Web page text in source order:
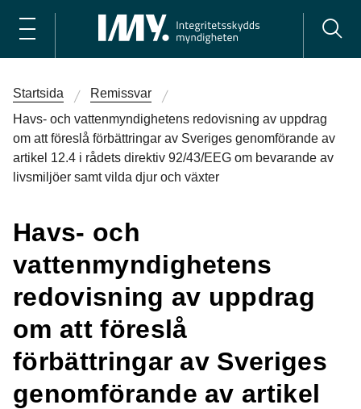
Startsida
Remissvar
Havs- och vattenmyndighetens redovisning av uppdrag
om att föreslå förbättringar av Sveriges genomförande av
artikel 12.4 i rådets direktiv 92/43/EEG om bevarande av
livsmiljöer samt vilda djur och växter
Havs- och
vattenmyndighetens
redovisning av uppdrag
om att föreslå
förbättringar av Sveriges
genomförande av artikel